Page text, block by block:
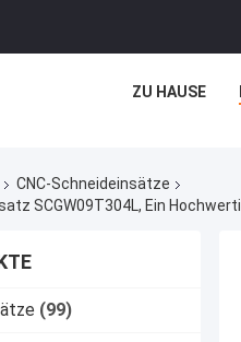
ZU HAUSE
CNC-Schneideinsätze
(99)